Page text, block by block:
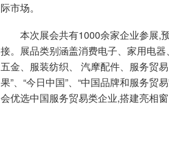
际市场。
本次展会共有1000余家企业参展,
接。展品类别涵盖消费电子、家用电
五金、服装纺织、 汽摩配件、服务贸
果”、“今日中国”、“中国品牌和服务
会优选中国服务贸易类企业,搭建亮相